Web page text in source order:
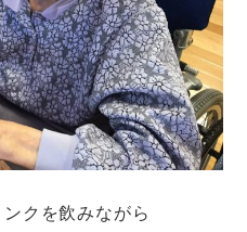
クを飲みながら